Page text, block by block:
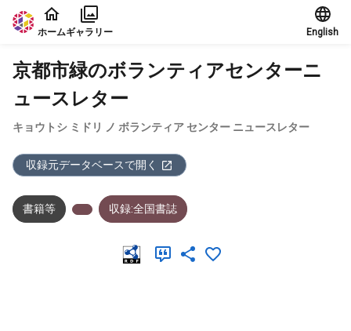
本文に飛ぶ
ホームギャラリー English
京都市緑のボランティアセンターニ
ュースレター
キョウトシ ミドリ ノ ボランティア センター ニュースレター
収録元データベースで開く
書籍等 収録:全国書誌